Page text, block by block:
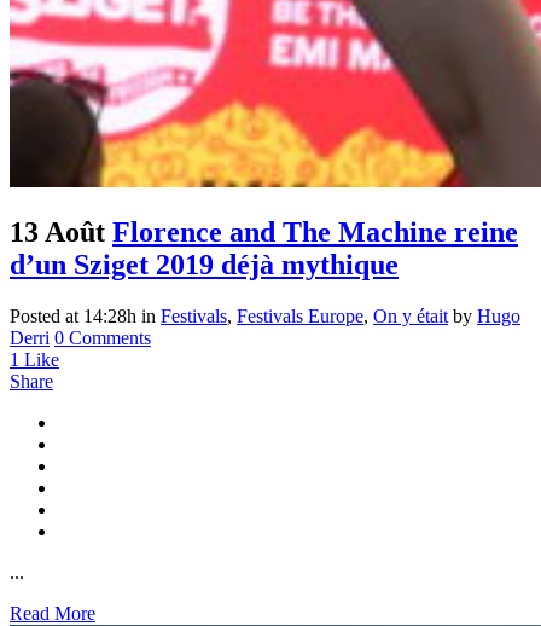
13 Août Florence and The Machine reine
d’un Sziget 2019 déjà mythique
Posted at 14:28h in Festivals, Festivals Europe, On y était by Hugo
Derri 0 Comments
1 Like
Share
...
Read More